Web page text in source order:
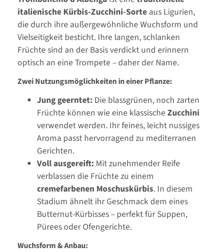
italienische Kürbis-Zucchini-Sorte aus Ligurien,
die durch ihre außergewöhnliche Wuchsform und
Vielseitigkeit besticht. Ihre langen, schlanken
Früchte sind an der Basis verdickt und erinnern
optisch an eine Trompete – daher der Name.
Zwei Nutzungsmöglichkeiten in einer Pflanze:
Jung geerntet: Die blassgrünen, noch zarten
Früchte können wie eine klassische Zucchini
verwendet werden. Ihr feines, leicht nussiges
Aroma passt hervorragend zu mediterranen
Gerichten.
Voll ausgereift: Mit zunehmender Reife
verblassen die Früchte zu einem
cremefarbenen Moschuskürbis. In diesem
Stadium ähnelt ihr Geschmack dem eines
Butternut-Kürbisses – perfekt für Suppen,
Pürees oder Ofengerichte.
Wuchsform & Anbau: